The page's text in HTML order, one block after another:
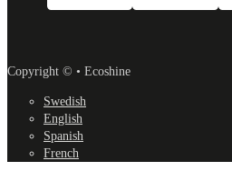
Copyright © • Ecoshine
Swedish
English
Spanish
French